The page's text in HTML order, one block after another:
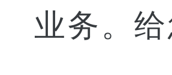
业务。